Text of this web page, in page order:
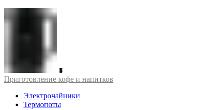
Приготовление кофе и напитков
Электрочайники
Термопоты